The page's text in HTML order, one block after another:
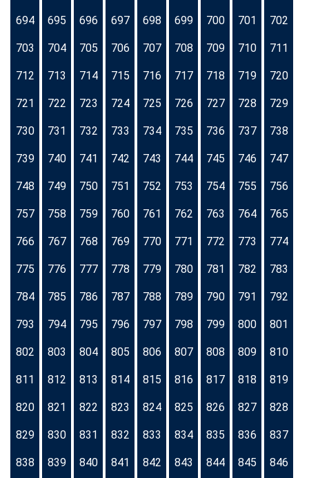
694 695 696 697 698 699 700 701 702
703 704 705 706 707 708 709 710 711
712 713 714 715 716 717 718 719 720
721 722 723 724 725 726 727 728 729
730 731 732 733 734 735 736 737 738
739 740 741 742 743 744 745 746 747
748 749 750 751 752 753 754 755 756
757 758 759 760 761 762 763 764 765
766 767 768 769 770 771 772 773 774
775 776 777 778 779 780 781 782 783
784 785 786 787 788 789 790 791 792
793 794 795 796 797 798 799 800 801
802 803 804 805 806 807 808 809 810
811 812 813 814 815 816 817 818 819
820 821 822 823 824 825 826 827 828
829 830 831 832 833 834 835 836 837
838 839 840 841 842 843 844 845 846